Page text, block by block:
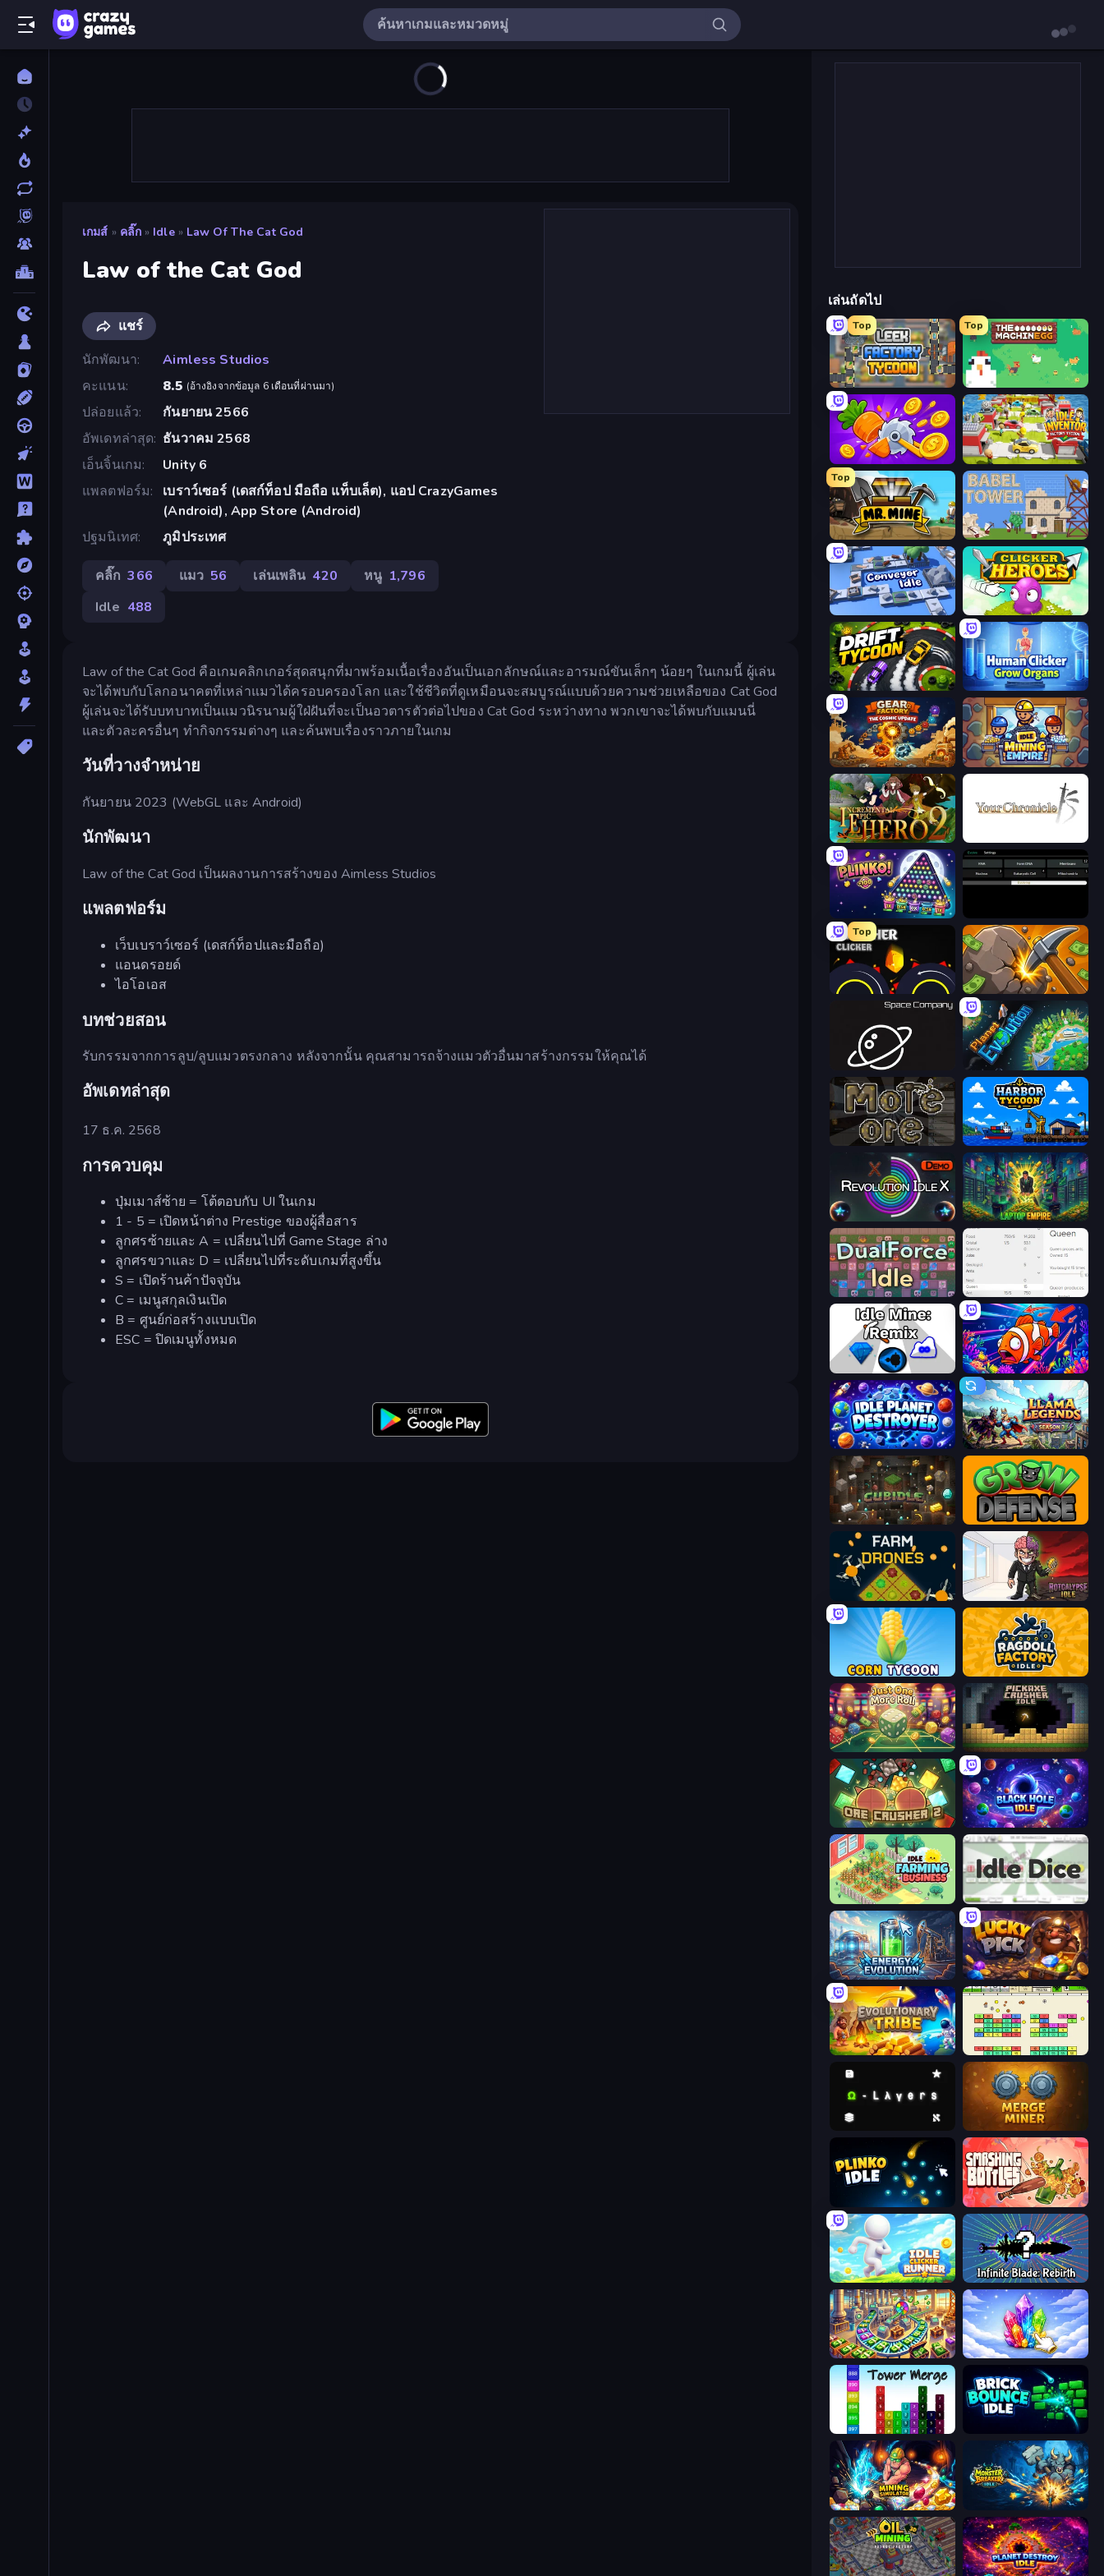
เกมส์ » คลิ๊ก » Idle » Law Of The Cat God
Law of the Cat God
แชร์
นักพัฒนา
Aimless Studios
คะแนน
8.5 (อ้างอิงจากข้อมูล 6 เดือนที่ผ่านมา)
ปล่อยแล้ว
กันยายน 2566
อัพเดทล่าสุด ธันวาคม 2568
เอ็นจิ้นเกม
Unity 6
แพลตฟอร์ม
เบราว์เซอร์ (เดสก์ท็อป มือถือ แท็บเล็ต), แอป CrazyGames
(Android), App Store (Android)
ปฐมนิเทศ
ภูมิประเทศ
คลิ๊ก 366 แมว 56 เล่นเพลิน 420 หนู 1,796
Idle 488
Law of the Cat God คือเกมคลิกเกอร์สุดสนุกที่มาพร้อมเนื้อเรื่องอันเป็นเอกลักษณ์และอารมณ์ขันเล็กๆ น้อยๆ ในเกมนี้ ผู้เล่น
จะได้พบกับโลกอนาคตที่เหล่าแมวได้ครอบครองโลก และใช้ชีวิตที่ดูเหมือนจะสมบูรณ์แบบด้วยความช่วยเหลือของ Cat God
ผู้เล่นจะได้รับบทบาทเป็นแมวนิรนามผู้ใฝ่ฝันที่จะเป็นอวตารตัวต่อไปของ Cat God ระหว่างทาง พวกเขาจะได้พบกับแมนนี่
และตัวละครอื่นๆ ทำกิจกรรมต่างๆ และค้นพบเรื่องราวภายในเกม
วันที่วางจำหน่าย
กันยายน 2023 (WebGL และ Android)
นักพัฒนา
Law of the Cat God เป็นผลงานการสร้างของ Aimless Studios
แพลตฟอร์ม
เว็บเบราว์เซอร์ (เดสก์ท็อปและมือถือ)
แอนดรอยด์
ไอโอเอส
บทช่วยสอน
รับกรรมจากการลูบ/ลูบแมวตรงกลาง หลังจากนั้น คุณสามารถจ้างแมวตัวอื่นมาสร้างกรรมให้คุณได้
อัพเดทล่าสุด
17 ธ.ค. 2568
การควบคุม
ปุ่มเมาส์ซ้าย = โต้ตอบกับ UI ในเกม
1 - 5 = เปิดหน้าต่าง Prestige ของผู้สื่อสาร
ลูกศรซ้ายและ A = เปลี่ยนไปที่ Game Stage ล่าง
ลูกศรขวาและ D = เปลี่ยนไปที่ระดับเกมที่สูงขึ้น
S = เปิดร้านค้าปัจจุบัน
C = เมนูสกุลเงินเปิด
B = ศูนย์ก่อสร้างแบบเปิด
ESC = ปิดเมนูทั้งหมด
เล่นถัดไป
Top
Leek Factory Tycoon
Top
The MachinEGG
Farm Ring Idle Idle Inventor
Top
Mr. Mine Babel Tower
Conveyor Idle Clicker Heroes
Drift Tycoon Human Clicker: Grow Organs
Gear Factory Idle Mining Empire
Incremental Epic Hero 2
PLINKO!
Top
Crusher Clicker Mine Clicker
Space Company Planet Evolution: Idle Clicker
More Ore Harbor Tycoon
Revolution Idle X Laptop Empire
DualForce Idle Idle Ants
Idle Mine: Remix Fish Catch Idle
Idle Planet Destroyer Llama Legends
Cubidle Grow Defense
Farm Drones Rotcalypse: Idle Incremental
Corn Tycoon Ragdoll Factory Idle
Just One More Roll Pickaxe Crusher Idle
OreCrusher 2 Black Hole Idle
Idle Farming Business Idle Dice
Energy Evolution Lucky Pick
Evolutionary Tribe Idle Breakout
Omega Layers Merge Miner
Plinko Idle Smashing Bottles
Idle Clicker Runner Infinite Blade: Rebirth
Money Factory: Tycoon Idle Game Crystalia Idle Clicker
Tower Merge Brick Bounce Idle
Mining Simulator Monster Breaker Idle